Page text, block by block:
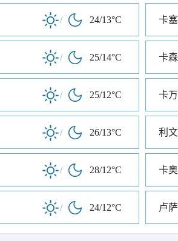
/ 24/13°C 卡
/ 25/14°C 卡
/ 25/12°C 卡
/ 26/13°C 利
/ 28/12°C 卡
/ 24/12°C 卢